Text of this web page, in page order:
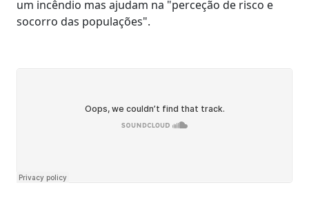
um incêndio mas ajudam na "perceção de risco e
socorro das populações".